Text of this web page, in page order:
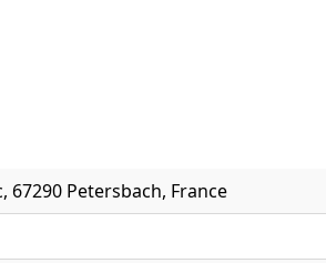
67290 Petersbach, France